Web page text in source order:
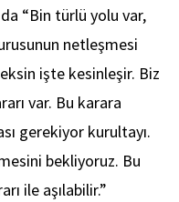
“Bin türlü yolu var,
netleşmesi
işte kesinleşir. Biz
var. Bu karara
gerekiyor kurultayı.
bekliyoruz. Bu
ile aşılabilir.”